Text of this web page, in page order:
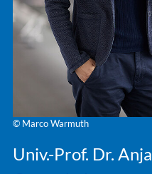
© Marco Warmuth
Univ.-Prof. Dr. Anja